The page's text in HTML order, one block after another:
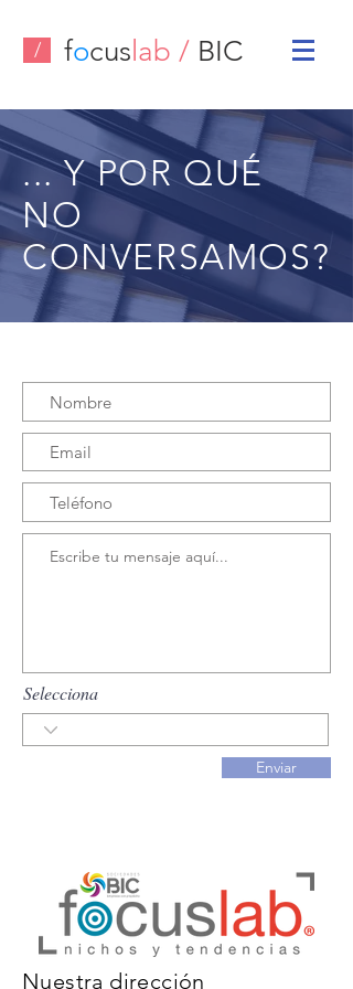
/ focus lab / BIC
... Y POR QUÉ
NO
CONVERSAMOS?
Selecciona
Enviar
Nuestra dirección